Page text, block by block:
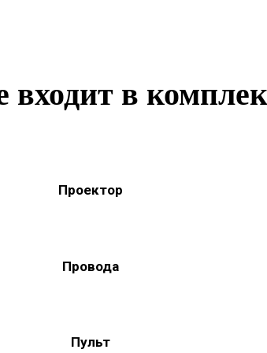
входит в
Проектор
Провода
Пульт